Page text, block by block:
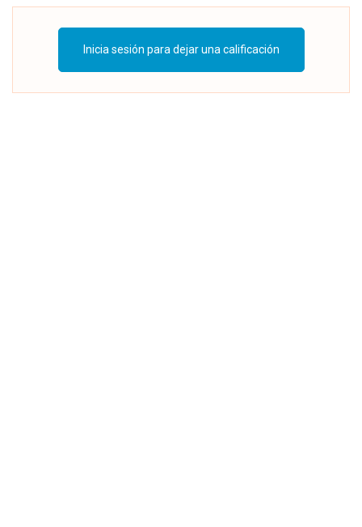
Inicia sesión para dejar una calificación